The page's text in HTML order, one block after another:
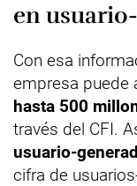
en
Con esa
empresa puede
hasta 500
través del CFI.
usuario-
cifra de